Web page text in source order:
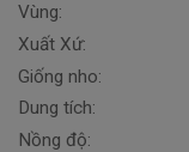
Vùng:
Xuất Xứ:
Giống nho:
Dung tích:
Nồng độ: